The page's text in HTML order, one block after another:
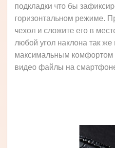
подкладки что бы
горизонтальном режиме.
чехол и сложите его в
любой угол наклона так же
максимальным комфортом
видео файлы на